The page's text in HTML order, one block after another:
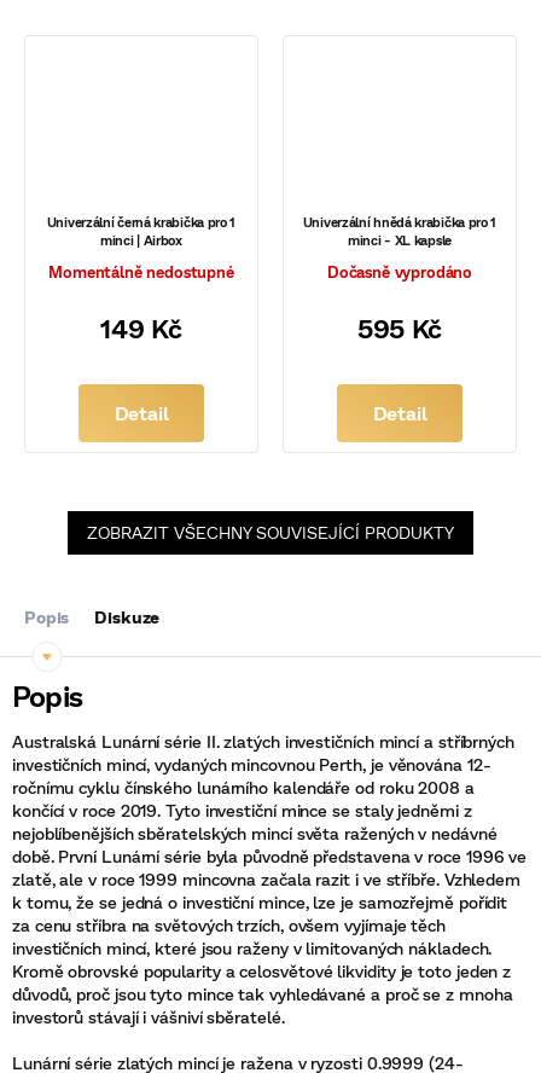
Univerzální černá krabička pro 1
minci | Airbox
Momentálně nedostupné
149 Kč
Detail
Univerzální hnědá krabička pro 1
minci - XL kapsle
Dočasně vyprodáno
595 Kč
Detail
ZOBRAZIT VŠECHNY SOUVISEJÍCÍ PRODUKTY
Popis Diskuze
Australská Lunární série II. zlatých investičních mincí a stříbrných
investičních mincí, vydaných mincovnou Perth, je věnována 12-
ročnímu cyklu čínského lunárního kalendáře od roku 2008 a
končící v roce 2019. Tyto investiční mince se staly jedněmi z
nejoblíbenějších sběratelských mincí světa ražených v nedávné
době. První Lunární série byla původně představena v roce 1996 ve
zlatě, ale v roce 1999 mincovna začala razit i ve stříbře. Vzhledem
k tomu, že se jedná o investiční mince, lze je samozřejmě pořídit
za cenu stříbra na světových trzích, ovšem vyjímaje těch
investičních mincí, které jsou raženy v limitovaných nákladech.
Kromě obrovské popularity a celosvětové likvidity je toto jeden z
důvodů, proč jsou tyto mince tak vyhledávané a proč se z mnoha
investorů stávají i vášniví sběratelé.
Lunární série zlatých mincí je ražena v ryzosti 0.9999 (24-